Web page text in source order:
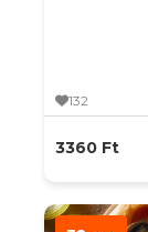
132
3360 Ft